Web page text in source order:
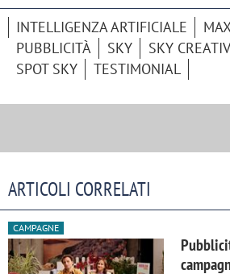
INTELLIGENZA ARTIFICIALE
PUBBLICITÀ
SKY SKY
SPOT SKY
TESTIMONIAL
ARTICOLI CORRELATI
CAMPAGNE